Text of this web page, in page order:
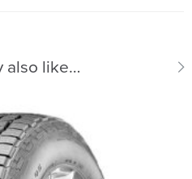
also like…